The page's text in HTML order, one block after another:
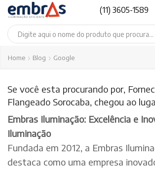
(11) 3605-1589
Search
Home Blog Google
Se você esta procurando por,
Flangeado Sorocaba, chegou ao
Embras Iluminação: Excelência e
Iluminação
Fundada em 2012, a Embras
destaca como uma empresa